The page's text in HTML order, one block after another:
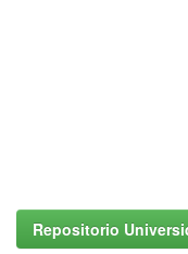
Repositorio